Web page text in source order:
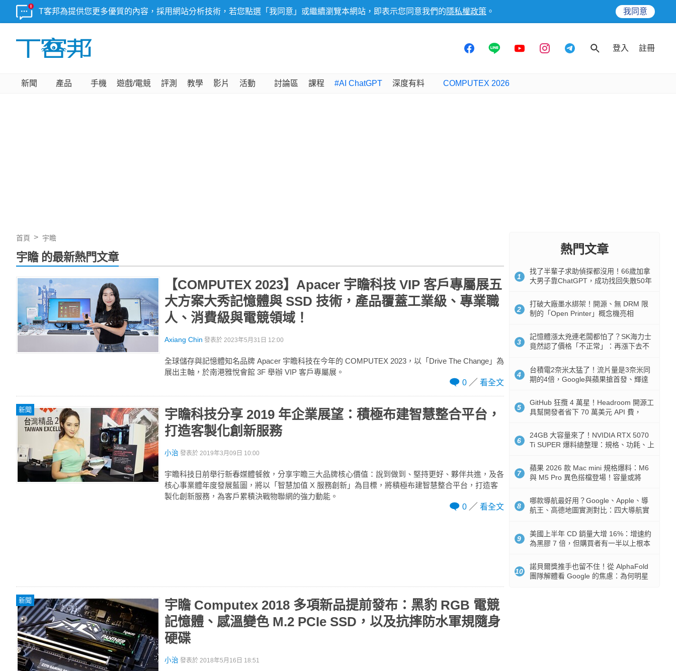
T客邦為提供您更多優質的內容，採用網站分析技術，若您點選「我同意」或繼續瀏覽本網站，即表示您同意我們的 隱私權政策 。 我同意
登入 註冊
新聞 產品 手機 遊戲/電競 評測 教學 影片 活動 討論區 課程 #AI ChatGPT 深度有料 COMPUTEX 2026
首頁 宇瞻
宇瞻 的最新熱門文章
【COMPUTEX 2023】Apacer 宇瞻科技 VIP 客戶專屬展五
大方案大秀記憶體與 SSD 技術，產品覆蓋工業級、專業職
人、消費級與電競領域！
Axiang Chin 發表於 2023年5月31日 12:00
全球儲存與記憶體知名品牌 Apacer 宇瞻科技在今年的 COMPUTEX 2023，以「Drive The Change」為
展出主軸，於南港雅悅會館 3F 舉辦 VIP 客戶專屬展。
0
看全文
新聞
宇瞻科技分享 2019 年企業展望：積極布建智慧整合平台，
打造客製化創新服務
小治 發表於 2019年3月09日 10:00
宇瞻科技日前舉行新春媒體餐敘，分享宇瞻三大品牌核心價值：說到做到、堅持更好、夥伴共進，及各
核心事業體年度發展藍圖，將以「智慧加值 X 服務創新」為目標，將積極布建智慧整合平台，打造客
製化創新服務，為客戶累積決戰物聯網的強力動能。
0
看全文
新聞
宇瞻 Computex 2018 多項新品提前發布：黑豹 RGB 電競
記憶體、感溫變色 M.2 PCIe SSD，以及抗摔防水軍規隨身
硬碟
小治 發表於 2018年5月16日 18:51
熱門文章
1
找了半輩子求助偵探都沒用！66歲加拿
大男子靠ChatGPT，成功找回失散50年
2
打破大廠墨水綁架！開源、無 DRM 限
制的「Open Printer」概念機亮相
3
記憶體漲太兇連老闆都怕了？SK海力士
竟然認了價格「不正常」：再漲下去不
4
台積電2奈米太猛了！流片量是3奈米同
期的4倍，Google與蘋果搶首發、輝達
5
GitHub 狂攬 4 萬星！Headroom 開源工
具幫開發者省下 70 萬美元 API 費，
6
24GB 大容量來了！NVIDIA RTX 5070
Ti SUPER 爆料總整理：規格、功耗、上
7
蘋果 2026 款 Mac mini 規格爆料：M6
與 M5 Pro 異色搭檔登場！容量或將
8
哪款導航最好用？Google、Apple、導
航王、高德地圖實測對比：四大導航實
9
美國上半年 CD 銷量大增 16%：增速約
為黑膠 7 倍，但購買者有一半以上根本
10
諾貝爾獎推手也留不住！從 AlphaFold
團隊解體看 Google 的焦慮：為何明星